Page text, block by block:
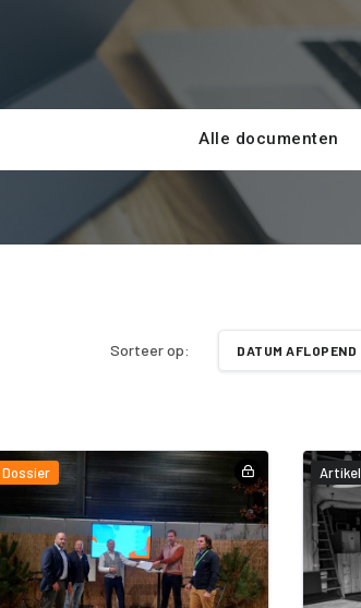
Alle documenten
Sorteer op: DATUM AFLOPEND
Dossier Artikel